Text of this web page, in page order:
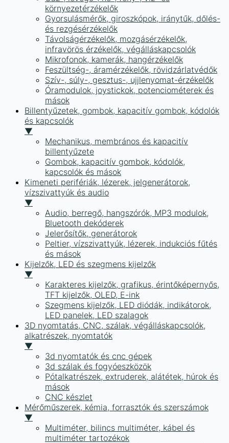
környezetérzékelők
Gyorsulásmérők, giroszkópok, iránytűk, dőlés-
és rezgésérzékelők
Távolságérzékelők, mozgásérzékelők,
infravörös érzékelők, végálláskapcsolók
Mikrofonok, kamerák, hangérzékelők
Feszültség-, áramérzékelők, rövidzárlatvédők
Szív-, súly-, gesztus-, ujjlenyomat-érzékelők
Óramodulok, joystickok, potenciométerek és
mások
Billentyűzetek, gombok, kapacitív gombok, kódolók
és kapcsolók
▼
Mechanikus, membrános és kapacitív
billentyűzete
Gombok, kapacitív gombok, kódolók,
kapcsolók és mások
Kimeneti perifériák, lézerek, jelgenerátorok,
vízszivattyúk és audio
▼
Audio, berregő, hangszórók, MP3 modulok,
Bluetooth dekóderek
Jelerősítők, generátorok
Peltier, vízszivattyúk, lézerek, indukciós fűtés
és mások
Kijelzők, LED és szegmens kijelzők
▼
Karakteres kijelzők, grafikus, érintőképernyős,
TFT kijelzők, OLED, E-ink
Szegmens kijelzők, LED diódák, indikátorok,
LED panelek, LED szalagok
3D nyomtatás, CNC, szálak, végálláskapcsolók,
alkatrészek, nyomtatók
▼
3d nyomtatók és cnc gépek
3d szálak és fogyóeszközök
Pótalkatrészek, extruderek, alátétek, húrok és
mások
CNC készlet
Mérőműszerek, kémia, forrasztók és szerszámok
▼
Multiméter, bilincs multiméter, kábel és
multiméter tartozékok